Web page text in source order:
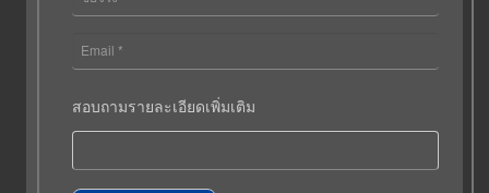
สอบถามรายละเอียดเพิ่มเติม